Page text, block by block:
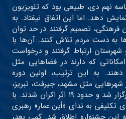
حماسه نهم دی، طبیعی بود که تلویزیون
دهد. اما این اتفاق نیفتاد. به
فرهنگی، تصمیم گرفتند در حد توان
به دست مردم تلاش کنند. آن‌ها با
ارتباط گرفتند و درخواست
که دارند در فضاهایی مثل
به این ترتیب، اولین دوره
حدود ۳۰ نقطه از شهرهایی مثل مشهد، جیرفت، تبریز،
تهران و… به صورت مردمی برگزار شد و حدود ۱۹ اثر اکران شدند. با
تکلیفی به ندای «أین عمار» رهبری